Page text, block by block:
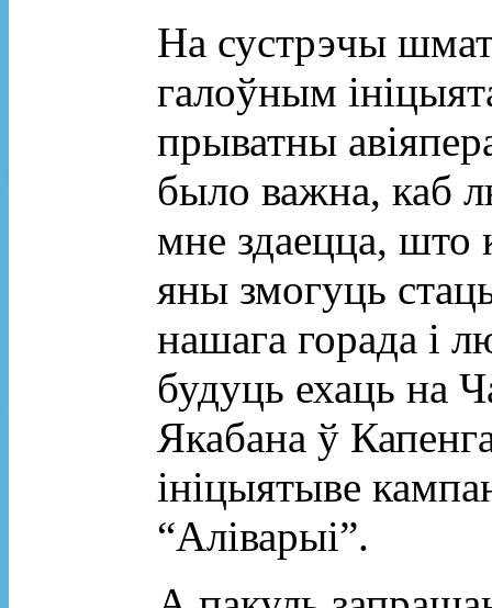
На сустрэчы
галоўным
прыватны
было важна, каб
мне здаецца, што
яны змогуць
нашага горада і
будуць ехаць на
Якабана ў
ініцыятыве
“Аліварыі”.